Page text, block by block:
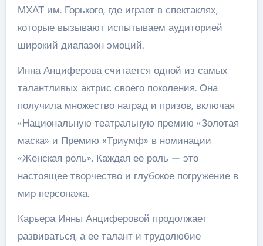
МХАТ им. Горького, где играет в спектаклях,
которые вызывают испытываем аудиторией
широкий диапазон эмоций.
Инна Анциферова считается одной из самых
талантливых актрис своего поколения. Она
получила множество наград и призов, включая
«Национальную театральную премию «Золотая
маска» и Премию «Триумф» в номинации
«Женская роль». Каждая ее роль — это
настоящее творчество и глубокое погружение в
мир персонажа.
Карьера Инны Анциферовой продолжает
развиваться, а ее талант и трудолюбие